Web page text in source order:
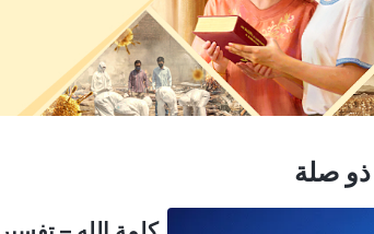
صلة